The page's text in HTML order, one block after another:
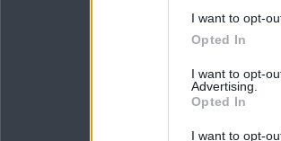
I want to opt-
Opted In
I want to opt-
Advertising.
Opted In
I want to opt-